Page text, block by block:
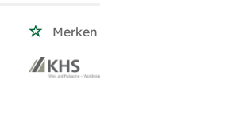
Merken